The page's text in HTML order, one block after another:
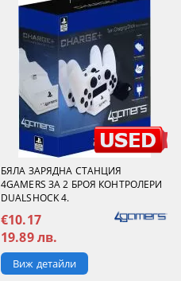
БЯЛА ЗАРЯДНА СТАНЦИЯ
4GAMERS ЗА 2 БРОЯ КОНТРОЛЕРИ
DUALSHOCK 4.
€10.17
19.89 лв.
Виж детайли